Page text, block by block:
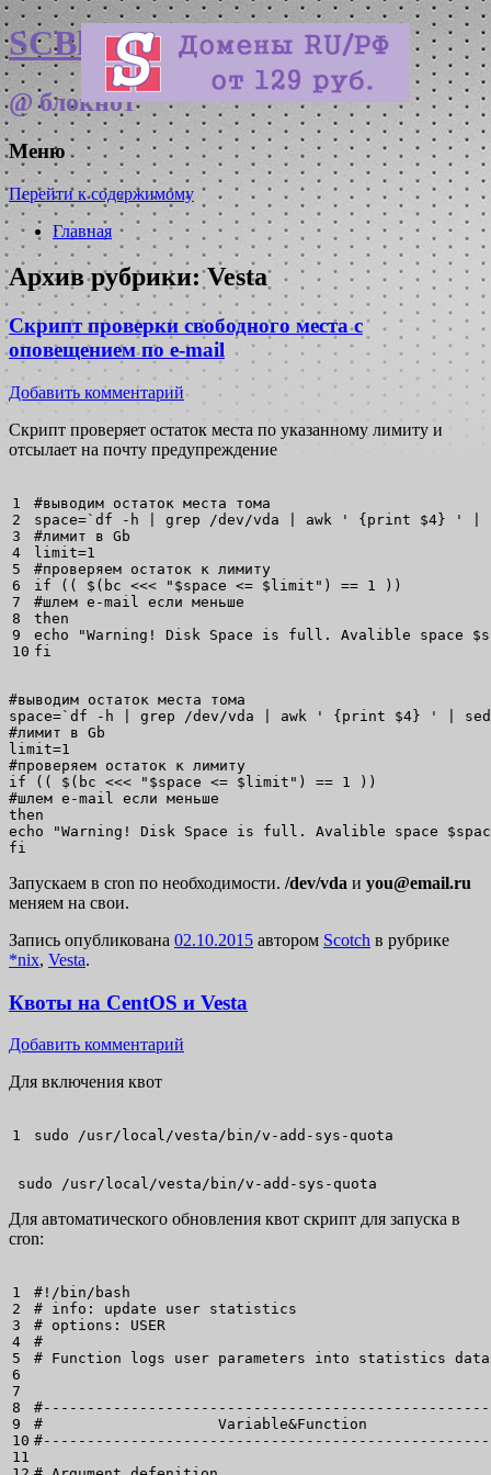
SCBlog
@ блокнот
Меню
Перейти к содержимому
Главная
Архив рубрики:Vesta
Скрипт проверки свободного места с
оповещением по e-mail
Добавить комментарий
Скрипт проверяет остаток места по указанному лимиту и
отсылает на почту предупреждение
1
2
3
4
5
6
7
8
9
#выводим остаток места тома
space=` df -h grep /dev/vda awk ' {print $4} '
#лимит в Gb
limit=1
#проверяем остаток к лимиту
if
( ( $ ( bc <<< " $space <= $limit " ) == 1 ) )
#шлем e-mail если меньше
then
echo
"Warning! Disk Space is full. Avalible space
fi
#выводим остаток места тома
space=`df -h | grep /dev/vda | awk ' {print $4} ' |
#лимит в Gb
limit=1
#проверяем остаток к лимиту
if (( $(bc <<< "$space <= $limit") == 1 ))
#шлем e-mail если меньше
then
echo "Warning! Disk Space is full. Avalible space
fi
Запускаем в cron по необходимости. /dev/vda и you@email.ru
меняем на свои.
Запись опубликована 02.10.2015 автором Scotch в рубрике
*nix, Vesta.
Квоты на CentOS и Vesta
Добавить комментарий
Для включения квот
sudo /usr/ local/vesta/ bin/v-add-sys-quota
sudo /usr/local/vesta/bin/v-add-sys-quota
Для автоматического обновления квот скрипт для запуска в
cron:
1
2
3
4
5
6
7
8
9
10
11
#!/bin/bash
# info: update user statistics
# options: USER
#
# Function logs user parameters into statistics
#                    Variable&Function